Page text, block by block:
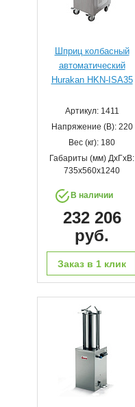
Шприц колбасный
автоматический
Hurakan HKN-ISA35
Артикул: 1411
Напряжение (В): 220
Вес (кг): 180
Габариты (мм) ДхГхВ:
735х560х1240
В наличии
232 206
руб.
Заказ в 1 клик